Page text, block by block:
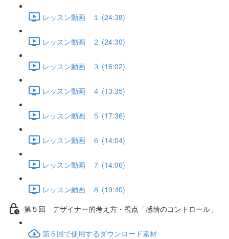
レッスン動画 １ (24:38)
レッスン動画 ２ (24:30)
レッスン動画 ３ (16:02)
レッスン動画 ４ (13:35)
レッスン動画 ５ (17:36)
レッスン動画 ６ (14:04)
レッスン動画 ７ (14:06)
レッスン動画 ８ (19:40)
第５回 デザイナー的考え方・視点「感情のコントロール」
第５回で使用するダウンロード素材